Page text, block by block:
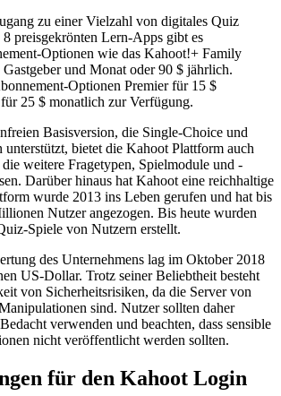
zu einer Vielzahl von digitales Quiz
preisgekrönten Lern-Apps gibt es
Optionen wie das Kahoot!+ Family
und Monat oder 90 $ jährlich.
Optionen Premier für 15 $
25 $ monatlich zur Verfügung.
Basisversion, die Single-Choice und
unterstützt, bietet die Kahoot Plattform auch
weitere Fragetypen, Spielmodule und -
Darüber hinaus hat Kahoot eine reichhaltige
wurde 2013 ins Leben gerufen und hat bis
Nutzer angezogen. Bis heute wurden
Spiele von Nutzern erstellt.
des Unternehmens lag im Oktober 2018
US-Dollar. Trotz seiner Beliebtheit besteht
von Sicherheitsrisiken, da die Server von
sind. Nutzer sollten daher
verwenden und beachten, dass sensible
nicht veröffentlicht werden sollten.
für den Kahoot Login